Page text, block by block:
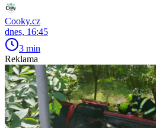
Cooky.cz
dnes, 16:45
3 min
Reklama